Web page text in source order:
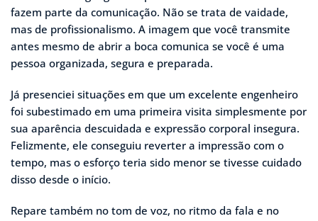
fazem parte da comunicação. Não se trata de vaidade,
mas de profissionalismo. A imagem que você transmite
antes mesmo de abrir a boca comunica se você é uma
pessoa organizada, segura e preparada.
Já presenciei situações em que um excelente engenheiro
foi subestimado em uma primeira visita simplesmente por
sua aparência descuidada e expressão corporal insegura.
Felizmente, ele conseguiu reverter a impressão com o
tempo, mas o esforço teria sido menor se tivesse cuidado
disso desde o início.
Repare também no tom de voz, no ritmo da fala e no